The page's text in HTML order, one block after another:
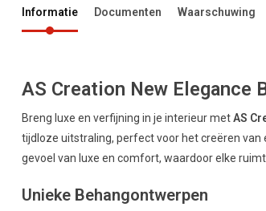
Informatie Documenten Waarschuwing
AS Creation New Elegance
Breng luxe en verfijning in je interieur metAS
tijdloze uitstraling, perfect voor het creëren van
gevoel van luxe en comfort, waardoor elke
Unieke Behangontwerpen